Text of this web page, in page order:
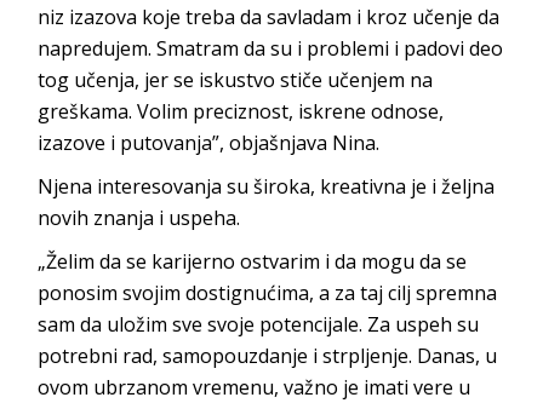
niz izazova koje treba da savladam i kroz učenje da
napredujem. Smatram da su i problemi i padovi deo
tog učenja, jer se iskustvo stiče učenjem na
greškama. Volim preciznost, iskrene odnose,
izazove i putovanja”, objašnjava Nina.
Njena interesovanja su široka, kreativna je i željna
novih znanja i uspeha.
„Želim da se karijerno ostvarim i da mogu da se
ponosim svojim dostignućima, a za taj cilj spremna
sam da uložim sve svoje potencijale. Za uspeh su
potrebni rad, samopouzdanje i strpljenje. Danas, u
ovom ubrzanom vremenu, važno je imati vere u